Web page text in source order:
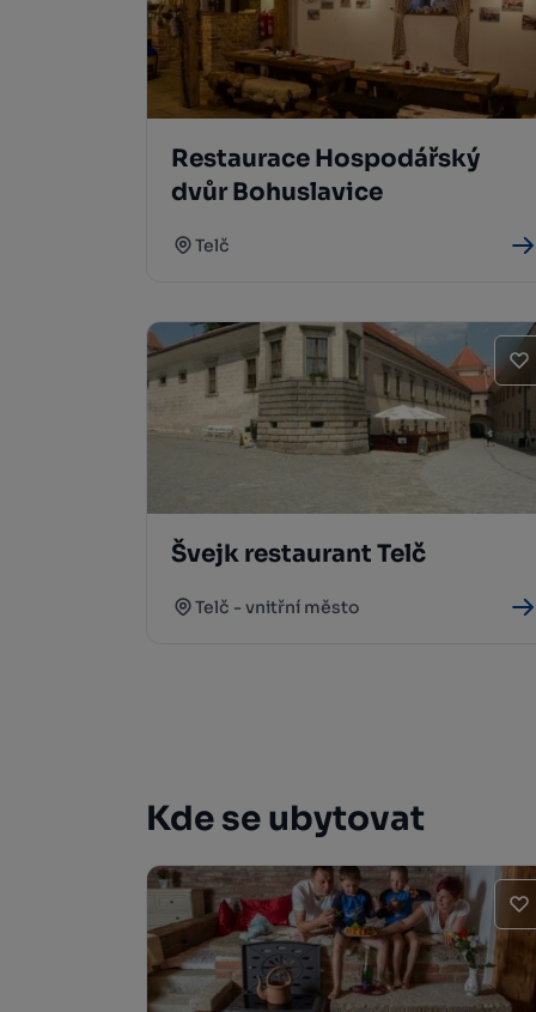
Restaurace Hospodářský
dvůr Bohuslavice
Telč
Švejk restaurant Telč
Telč - vnitřní město
Kde se ubytovat